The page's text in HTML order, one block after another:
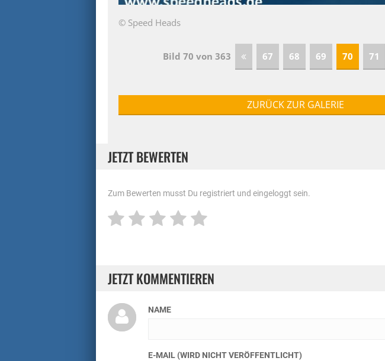
© Speed Heads
Bild 70 von 363 67 68 69 70 71
ZURÜCK ZUR GALERIE
JETZT BEWERTEN
Zum Bewerten musst Du registriert und eingeloggt sein.
JETZT KOMMENTIEREN
NAME
E-MAIL (WIRD NICHT VERÖFFENTLICHT)